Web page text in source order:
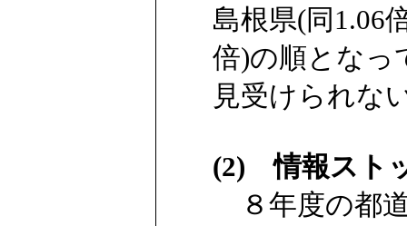
島根県(同1.06
倍)の順となっ
見受けられな
(2) 情報スト
８年度の都